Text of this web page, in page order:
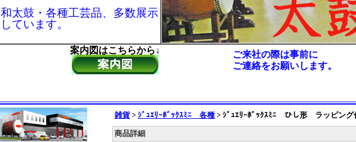
和太鼓・各種工芸品、多数展示
しています。
案内図はこちらから↓
ご来社の際は事前に
ご連絡をお願いします。
雑貨> ｼﾞｭｴﾘｰﾎﾞｯｸｽﾐﾆ 各種 > ｼﾞｭｴﾘｰﾎﾞｯｸｽﾐﾆ ひし形 ラッピング
商品詳細